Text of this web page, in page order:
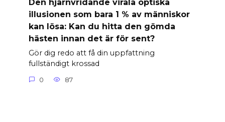
Den hjärnvridande virala optiska
illusionen som bara 1 % av människor
kan lösa: Kan du hitta den gömda
hästen innan det är för sent?
Gör dig redo att få din uppfattning
fullständigt krossad
0 87